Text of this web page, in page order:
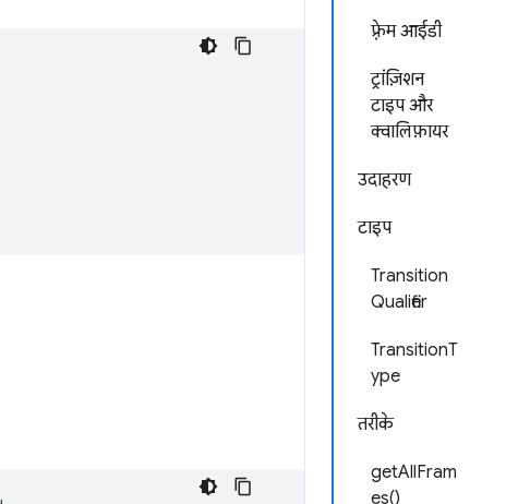
फ़्रेम आईडी
ट्रांज़िशन
टाइप और
क्वालिफ़ायर
उदाहरण
टाइप
Transition
Qualifier
TransitionT
ype
तरीके
getAllFram
es()